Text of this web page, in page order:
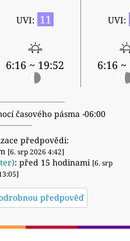
UVI: 11
6:16 ~ 19:52
UVI:
6:16 ~
časového pásma -06:00
předpovědi:
[6. srp 2026 4:42]
: před 15 hodinami [6. srp
předpověď